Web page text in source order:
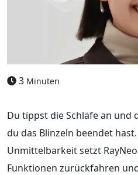
3 Minuten
Du tippst die Schläfe an und
du das Blinzeln beendet
Unmittelbarkeit setzt
Funktionen zurückfahren